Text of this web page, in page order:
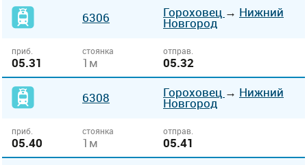
6306 Гороховец → Нижний
Новгород
приб.
05.31
стоянка
1м
отправ.
05.32
6308 Гороховец → Нижний
Новгород
приб.
05.40
стоянка
1м
отправ.
05.41